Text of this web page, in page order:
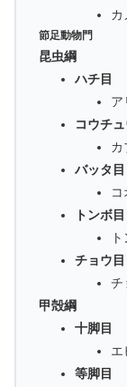
カ
節足動物門
昆虫綱
ハチ目
ア
コウチュ
カ
バッタ目
トンボ目
チョウ目
チ
甲殻綱
十脚目
エ
等脚目